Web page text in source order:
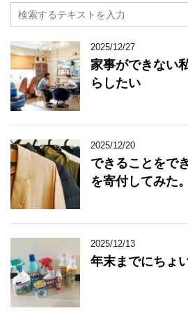
2025/12/27
家事ができない
らしたい
2025/12/20
できることをで
を寄付してみた。
2025/12/13
年末までにちょ